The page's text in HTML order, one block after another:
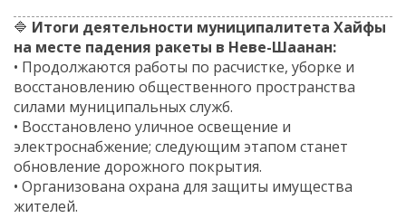
🔷 Итоги деятельности муниципалитета Хайфы
на месте падения ракеты в Неве-Шаанан:
• Продолжаются работы по расчистке, уборке и
восстановлению общественного пространства
силами муниципальных служб.
• Восстановлено уличное освещение и
электроснабжение; следующим этапом станет
обновление дорожного покрытия.
• Организована охрана для защиты имущества
жителей.